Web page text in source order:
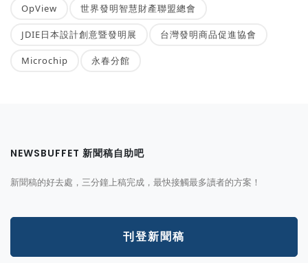
OpView 世界發明智慧財產聯盟總會
JDIE日本設計創意暨發明展 台灣發明商品促進協會
Microchip 永春分館
NEWSBUFFET 新聞稿自助吧
新聞稿的好去處，三分鐘上稿完成，最快接觸最多讀者的方案！
刊登新聞稿